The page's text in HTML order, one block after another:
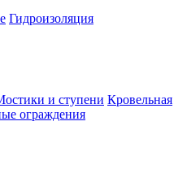
Гидроизоляция
и ступени Кровельная
ограждения